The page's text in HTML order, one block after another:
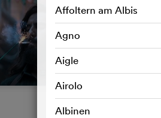
Affoltern am Albis
Agno
Aigle
Airolo
Albinen